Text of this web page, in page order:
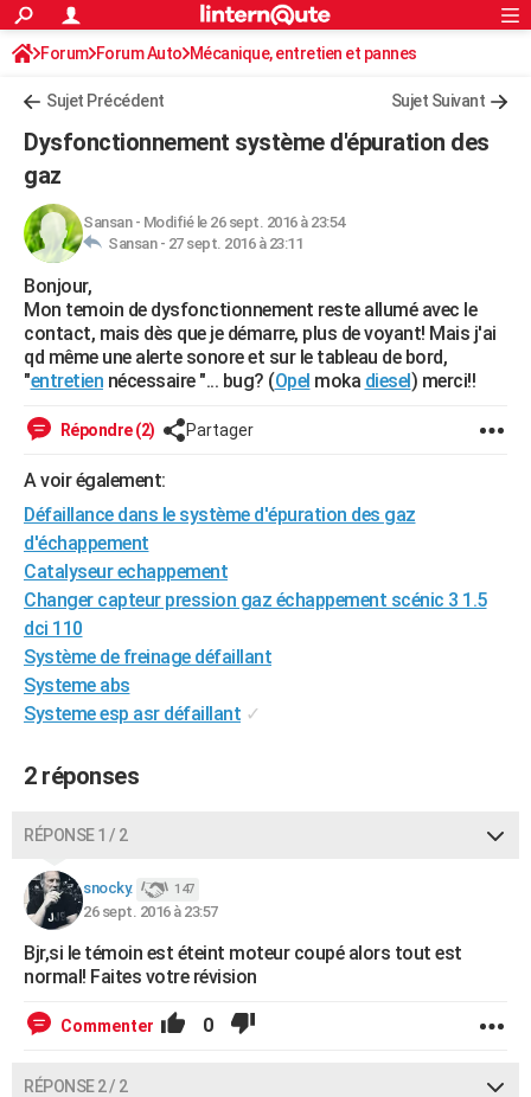
ACTUALITÉS
Politique
Société
Faits Divers
Education
Monde
Villes
+
FINANCE
Retraite
Impôts
Epargne
Immobilier
Risques naturels par ville
Banque
Assurance
Crédit
AUTO
Essais
Réserver un essai
Citadines
Berlines
SUV
Forum auto
HIGH-TECH
Mobiles
Meilleur smartphone
Internet
Ordinateurs
Jeux vidéo
Guide high-tech
BRICOLAGE
Forum
Aménagement intérieur
Extérieur
Cuisine
Salle de bains
Jardinage
Rangement
WEEK-END
LIFESTYLE
Alimentation
Guide de la santé
Maladies
Médicaments
Sommeil
VOYAGE
Destinations
City break
Voyage nature
Voyage de noces
Forum
Climat
+PHOTO
GUIDES D'ACHAT
BONS PLANS
CARTE DE VOEUX
Dictionnaire
Biographies
Citations
Expressions
Proverbes
COPAINS D'AVANT
S'inscrire
Se connecter
Lycées
Collèges
Primaires
Universités
Entreprises
Service militaire
Avis de recherche
AVIS DE DÉCÈS
FORUM
Bricolage
Lifestyle
Culture
Sport
Auto
Television
Voyage
Cinema
Rechercher
S'inscrire
Connexion
Forum Forum Auto Mécanique, entretien et pannes
Sujet Précédent Sujet Suivant
Dysfonctionnement système d'épuration des
gaz
Sansan- Modifié le 26 sept. 2016 à 23:54
Sansan - 27 sept. 2016 à 23:11
Bonjour,
Mon temoin de dysfonctionnement reste allumé avec le
contact, mais dès que je démarre, plus de voyant! Mais j'ai
qd même une alerte sonore et sur le tableau de bord,
"entretien nécessaire "... bug? (Opel moka diesel) merci!!
Répondre (2) Partager
A voir également:
Défaillance dans le système d'épuration des gaz
d'échappement
Catalyseur echappement
Changer capteur pression gaz échappement scénic 3 1.5
dci 110
Système de freinage défaillant
Systeme abs
Systeme esp asr défaillant ✓
2 réponses
RÉPONSE 1 / 2
snocky. 147
26 sept. 2016 à 23:57
Bjr,si le témoin est éteint moteur coupé alors tout est
normal! Faites votre révision
Commenter 0
RÉPONSE 2 / 2